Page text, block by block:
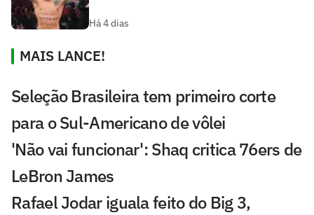
Há 4 dias
MAIS LANCE!
Seleção Brasileira tem primeiro corte
para o Sul-Americano de vôlei
'Não vai funcionar': Shaq critica 76ers de
LeBron James
Rafael Jodar iguala feito do Big 3,